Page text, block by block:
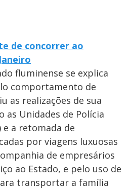
de concorrer ao
fluminense se explica
comportamento de
as realizações de sua
as Unidades de Polícia
e a retomada de
por viagens luxuosas
de empresários
ao Estado, e pelo uso de
transportar a família